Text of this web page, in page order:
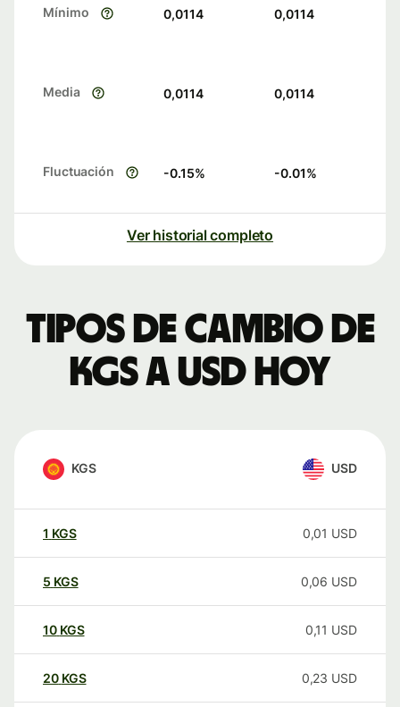
Mínimo 0,0114 0,0114
Media 0,0114 0,0114
Fluctuación -0.15% -0.01%
Ver historial completo
Tipos de cambio de
KGS a USD hoy
KGS USD
1 KGS 0,01 USD
5 KGS 0,06 USD
10 KGS 0,11 USD
20 KGS 0,23 USD